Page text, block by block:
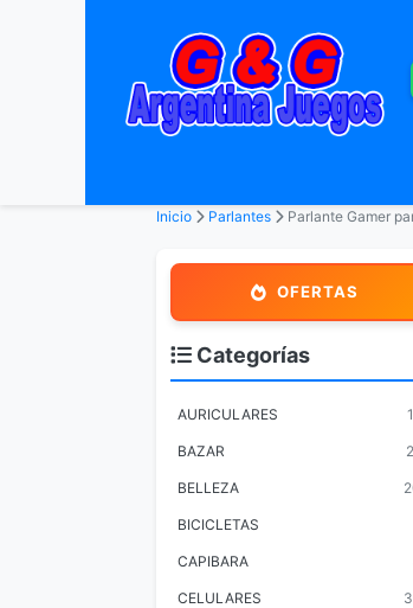
Inicio Parlantes Parlante Gamer
OFERTAS
Categorías
AURICULARES
BAZAR
BELLEZA
BICICLETAS
CAPIBARA
CELULARES